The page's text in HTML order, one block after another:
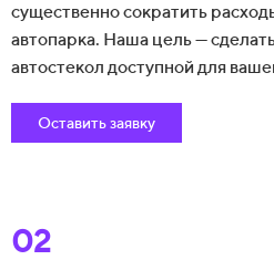
существенно сократить
автопарка. Наша цель —
автостекол доступной для
Оставить заявку
02